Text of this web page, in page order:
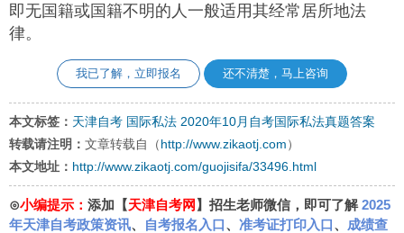
即无国籍或国籍不明的人一般适用其经常居所地法
律。
我已了解，立即报名 还不清楚，马上咨询
本文标签： 天津自考 国际私法 2020年10月自考国际私法真题答案
转载请注明： 文章转载自（ http://www.zikaotj.com ）
本文地址： http://www.zikaotj.com/guojisifa/33496.html
⊙小编提示： 添加【天津自考网 】招生老师微信，即可了解2025
年天津自考政策资讯、 自考报名入口、 准考证打印入口、 成绩查